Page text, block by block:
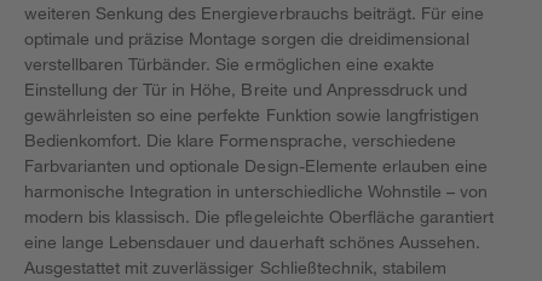
weiteren Senkung des Energieverbrauchs beiträgt. Für eine
optimale und präzise Montage sorgen die dreidimensional
verstellbaren Türbänder. Sie ermöglichen eine exakte
Einstellung der Tür in Höhe, Breite und Anpressdruck und
gewährleisten so eine perfekte Funktion sowie langfristigen
Bedienkomfort. Die klare Formensprache, verschiedene
Farbvarianten und optionale Design-Elemente erlauben eine
harmonische Integration in unterschiedliche Wohnstile – von
modern bis klassisch. Die pflegeleichte Oberfläche garantiert
eine lange Lebensdauer und dauerhaft schönes Aussehen.
Ausgestattet mit zuverlässiger Schließtechnik, stabilem